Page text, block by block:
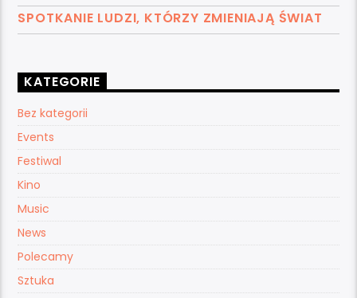
SPOTKANIE LUDZI, KTÓRZY ZMIENIAJĄ ŚWIAT
KATEGORIE
Bez kategorii
Events
Festiwal
Kino
Music
News
Polecamy
Sztuka